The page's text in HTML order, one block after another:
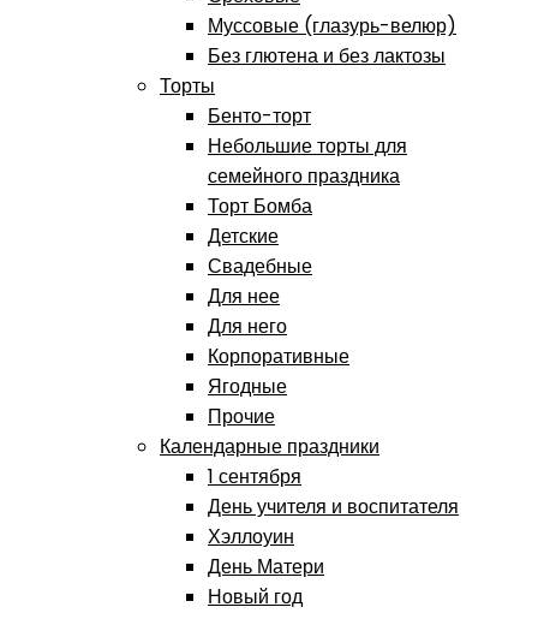
Муссовые (глазурь-велюр)
Без глютена и без лактозы
Торты
Бенто-торт
Небольшие торты для
семейного праздника
Торт Бомба
Детские
Свадебные
Для нее
Для него
Корпоративные
Ягодные
Прочие
Календарные праздники
1 сентября
День учителя и воспитателя
Хэллоуин
День Матери
Новый год